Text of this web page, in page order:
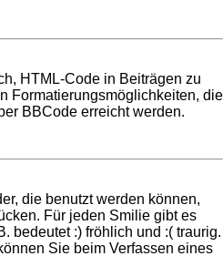
HTML-Code in Beiträgen zu
Formatierungsmöglichkeiten, die
BBCode erreicht werden.
die benutzt werden können,
Für jeden Smilie gibt es
bedeutet :) fröhlich und :( traurig.
Sie beim Verfassen eines